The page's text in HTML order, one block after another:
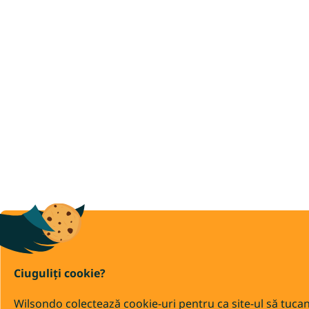
Ciuguliți cookie?
Wilsondo colectează cookie-uri pentru ca site-ul să